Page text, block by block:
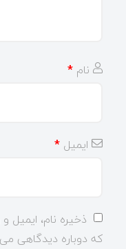
نام *
ایمیل *
ذخیره نام، ایمیل
که دوباره دیدگاهی